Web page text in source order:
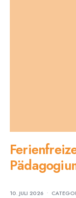
10. JULI 2026 •